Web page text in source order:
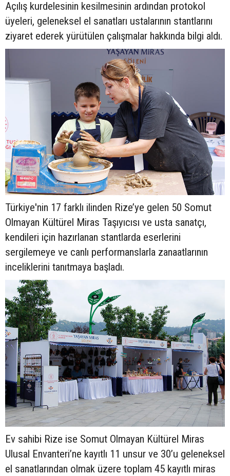
Açılış kurdelesinin kesilmesinin ardından protokol
üyeleri, geleneksel el sanatları ustalarının stantlarını
ziyaret ederek yürütülen çalışmalar hakkında bilgi aldı.
Türkiye'nin 17 farklı ilinden Rize’ye gelen 50 Somut
Olmayan Kültürel Miras Taşıyıcısı ve usta sanatçı,
kendileri için hazırlanan stantlarda eserlerini
sergilemeye ve canlı performanslarla zanaatlarının
inceliklerini tanıtmaya başladı.
Ev sahibi Rize ise Somut Olmayan Kültürel Miras
Ulusal Envanteri’ne kayıtlı 11 unsur ve 30’u geleneksel
el sanatlarından olmak üzere toplam 45 kayıtlı miras